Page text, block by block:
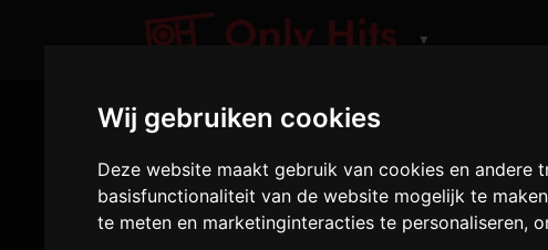
Wij gebruiken cookies
Deze website maakt gebruik van cookies en
basisfunctionaliteit van de website mogelijk te maken
te meten en marketinginteracties te personaliseren,
▼